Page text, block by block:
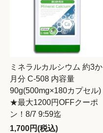
ミネラルカルシウム 約3か
月分 C-508 内容量
90g(500mg×180カプセル)
★最大1200円OFFクーポ
ン！8/7 9:59迄
1,700円(税込)